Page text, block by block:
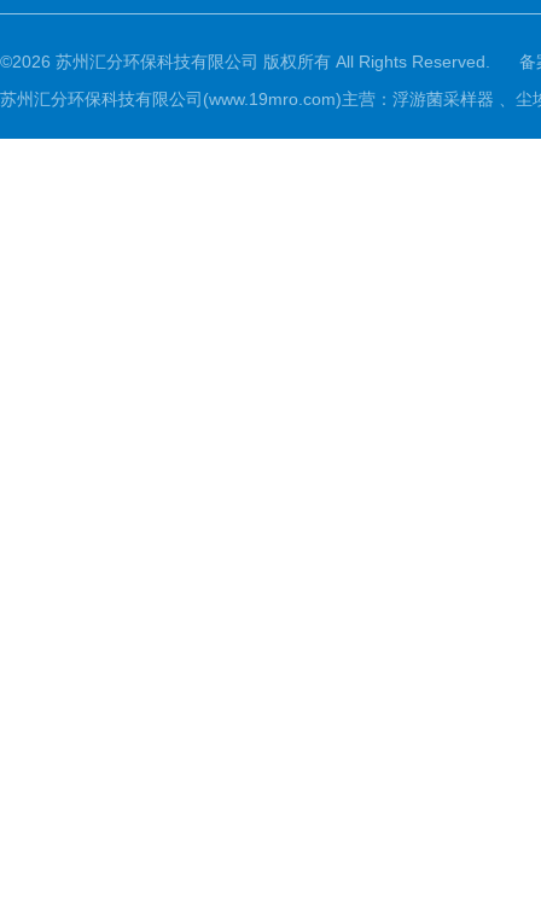
©2026 苏州汇分环保科技有限公司 版权所有 All Rights Reserved.
备
苏州汇分环保科技有限公司(www.19mro.com)主营：浮游菌采样器 、